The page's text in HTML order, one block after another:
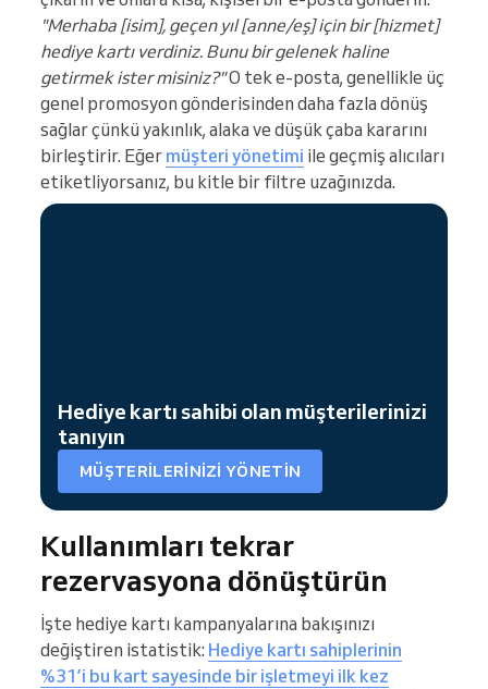
"Merhaba [isim], geçen yıl [anne/eş] için bir [hizmet]
hediye kartı verdiniz. Bunu bir gelenek haline
getirmek ister misiniz?"O tek e-posta, genellikle üç
genel promosyon gönderisinden daha fazla dönüş
sağlar çünkü yakınlık, alaka ve düşük çaba kararını
birleştirir. Eğer müşteri yönetimi ile geçmiş alıcıları
etiketliyorsanız, bu kitle bir filtre uzağınızda.
Hediye kartı sahibi olan müşterilerinizi
tanıyın
MÜŞTERILERINIZI YÖNETIN
Kullanımları tekrar
rezervasyona dönüştürün
İşte hediye kartı kampanyalarına bakışınızı
değiştiren istatistik: Hediye kartı sahiplerinin
%31’i bu kart sayesinde bir işletmeyi ilk kez